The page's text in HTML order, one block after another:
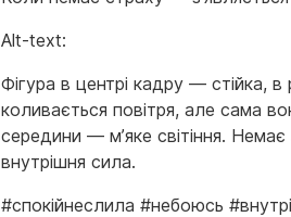
Alt-text:
Фігура в центрі кадру — стійка,
коливається повітря, але сама
середини — м’яке світіння.
внутрішня сила.
#спокійнеслила #небоюсь